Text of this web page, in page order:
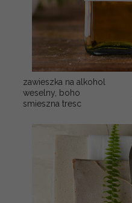
zawieszka na alkohol
weselny, boho
smieszna tresc